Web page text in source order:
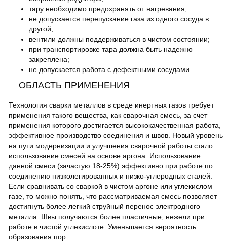
тару необходимо предохранять от нагревания;
не допускается перепускание газа из одного сосуда в
другой;
вентили должны поддерживаться в чистом состоянии;
при транспортировке тара должна быть надежно
закреплена;
не допускается работа с дефектными сосудами.
ОБЛАСТЬ ПРИМЕНЕНИЯ
Технология сварки металлов в среде инертных газов требует
применения такого вещества, как сварочная смесь, за счет
применения которого достигается высококачественная работа,
эффективное производство соединения и швов. Новый уровень
на пути модернизации и улучшения сварочной работы стало
использование смесей на основе аргона. Использование
данной смеси (зачастую 18-25%) эффективно при работе по
соединению низколегированных и низко-углеродных сталей.
Если сравнивать со сваркой в чистом аргоне или углекислом
газе, то можно понять, что рассматриваемая смесь позволяет
достигнуть более легкий струйный перенос электродного
металла. Швы получаются более пластичные, нежели при
работе в чистой углекислоте. Уменьшается вероятность
образования пор.